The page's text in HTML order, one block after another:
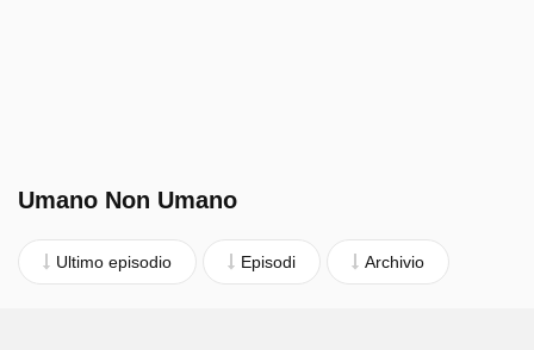
Umano Non Umano
Ultimo episodio Episodi Archivio